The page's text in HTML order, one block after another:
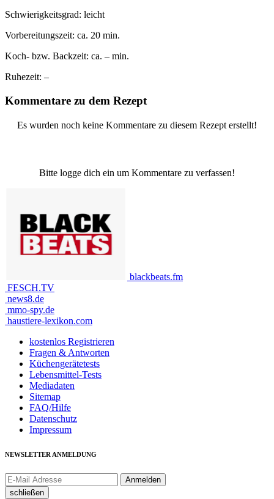
Schwierigkeitsgrad: leicht
Vorbereitungszeit: ca. 20 min.
Koch- bzw. Backzeit: ca. – min.
Ruhezeit: –
Kommentare zu dem Rezept
Es wurden noch keine Kommentare zu diesem Rezept erstellt!
Bitte logge dich ein um Kommentare zu verfassen!
blackbeats.fm
FESCH.TV
news8.de
mmo-spy.de
haustiere-lexikon.com
kostenlos Registrieren
Fragen & Antworten
Küchengerätetests
Lebensmittel-Tests
Mediadaten
Sitemap
FAQ/Hilfe
Datenschutz
Impressum
NEWSLETTER ANMELDUNG
schließen